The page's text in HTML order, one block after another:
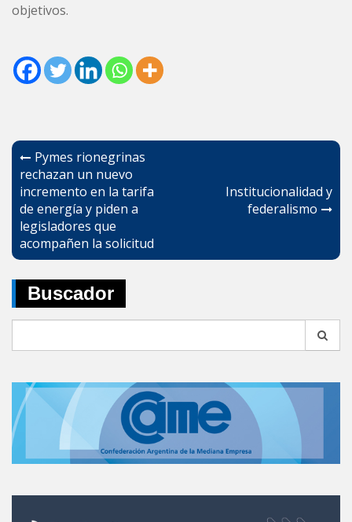
objetivos.
Navegación
de
entradas
Pymes rionegrinas
rechazan un nuevo
incremento en la tarifa
de energía y piden a
legisladores que
acompañen la solicitud
Institucionalidad y
federalismo
Buscador